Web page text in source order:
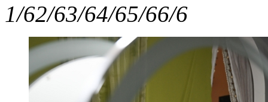
1/62/63/64/65/66/6